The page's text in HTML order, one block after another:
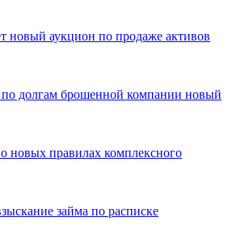
новый аукцион по продаже активов
долгам брошенной компании новый
новых правилах комплексного
займа по расписке